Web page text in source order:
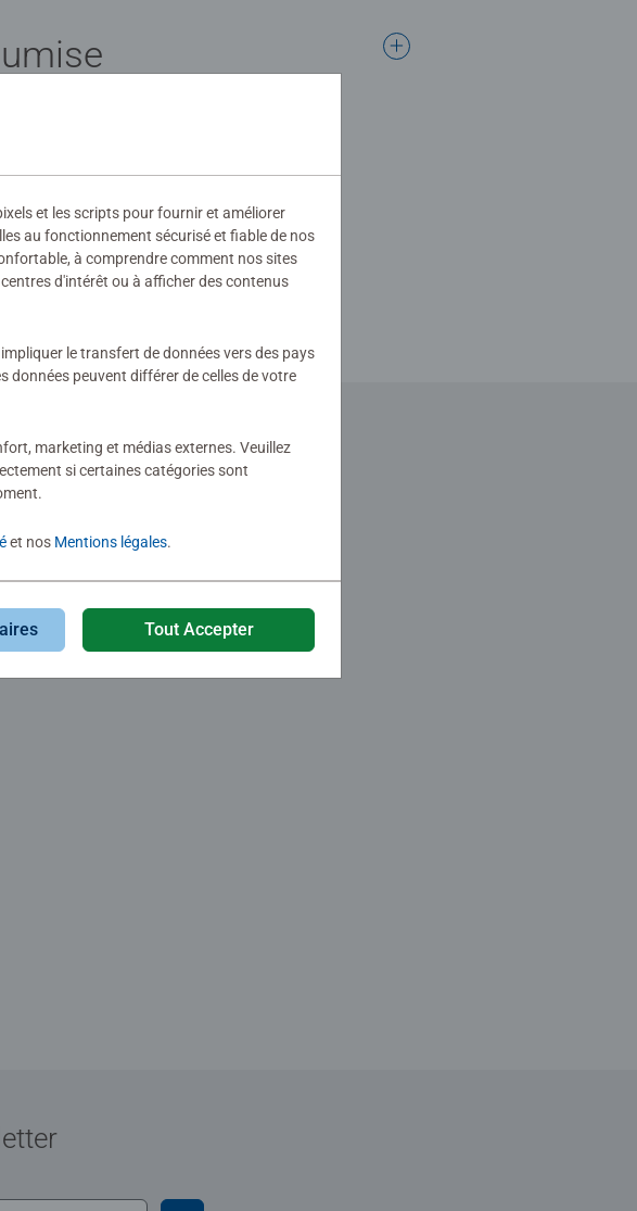
et les scripts pour fournir et améliorer
au fonctionnement sécurisé et fiable de nos
à comprendre comment nos sites
d'intérêt ou à afficher des contenus
le transfert de données vers des pays
données peuvent différer de celles de votre
marketing et médias externes. Veuillez
si certaines catégories sont
et nos Mentions légales.
Tout Accepter